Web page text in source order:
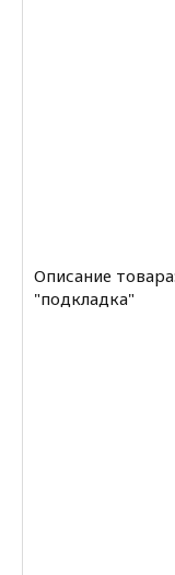
Описание товара:
"подкладка"